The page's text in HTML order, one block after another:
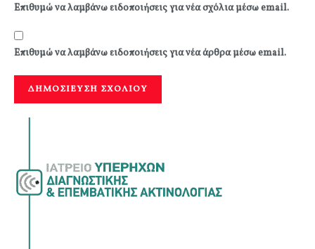
Επιθυμώ να λαμβάνω ειδοποιήσεις για νέα σχόλια μέσω email.
Επιθυμώ να λαμβάνω ειδοποιήσεις για νέα άρθρα μέσω email.